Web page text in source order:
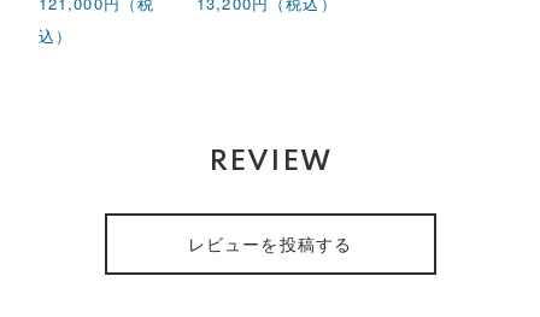
込）
REVIEW
レビューを投稿する